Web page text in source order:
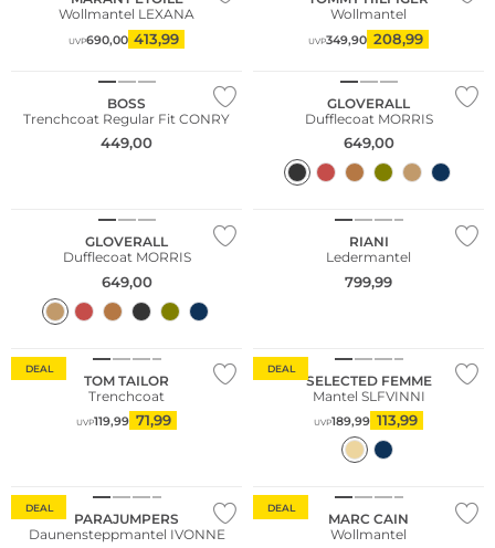
Wollmantel LEXANA
UVP690,00 413,99
Wollmantel
UVP349,90 208,99
BOSS
Trenchcoat Regular Fit CONRY
449,00
GLOVERALL
Dufflecoat MORRIS
649,00
GLOVERALL
Dufflecoat MORRIS
649,00
RIANI
Ledermantel
799,99
DEAL
Große Größen
TOM TAILOR
Trenchcoat
UVP119,99 71,99
DEAL
SELECTED FEMME
Mantel SLFVINNI
UVP189,99 113,99
DEAL
PARAJUMPERS
Daunensteppmantel IVONNE
DEAL
MARC CAIN
Wollmantel